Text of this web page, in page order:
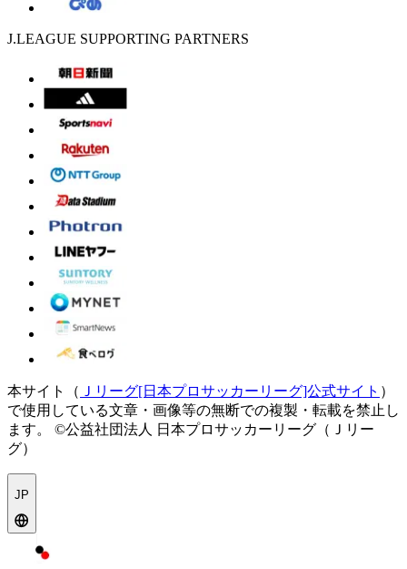
J.LEAGUE SUPPORTING PARTNERS
本サイト（ Ｊリーグ[日本プロサッカーリーグ]公式サイト ）
で使用している文章・画像等の無断での複製・転載を禁止し
ます。
©公益社団法人 日本プロサッカーリーグ（Ｊリー
グ）
JP